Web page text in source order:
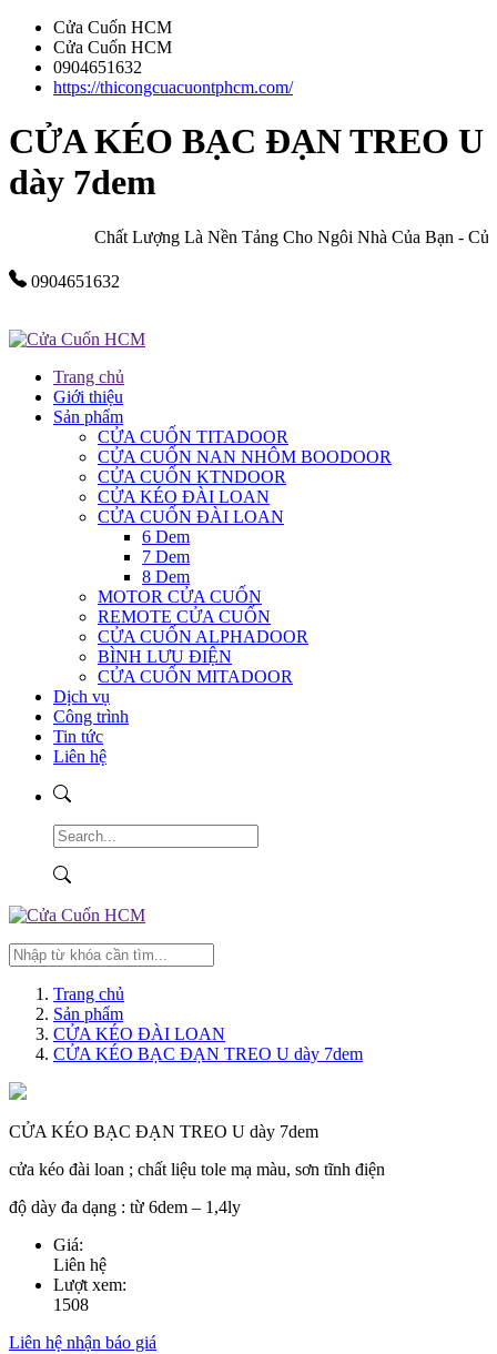
Cửa Cuốn HCM
Cửa Cuốn HCM
0904651632
https://thicongcuacuontphcm.com/
CỬA KÉO BẠC ĐẠN TREO U
dày 7dem
Chất Lượng Là Nền Tảng Cho Ngôi Nhà Của Bạn - Cửa
0904651632
Trang chủ
Giới thiệu
Sản phẩm
CỬA CUỐN TITADOOR
CỬA CUỐN NAN NHÔM BOODOOR
CỬA CUỐN KTNDOOR
CỬA KÉO ĐÀI LOAN
CỬA CUỐN ĐÀI LOAN
6 Dem
7 Dem
8 Dem
MOTOR CỬA CUỐN
REMOTE CỬA CUỐN
CỬA CUỐN ALPHADOOR
BÌNH LƯU ĐIỆN
CỬA CUỐN MITADOOR
Dịch vụ
Công trình
Tin tức
Liên hệ
Trang chủ
Sản phẩm
CỬA KÉO ĐÀI LOAN
CỬA KÉO BẠC ĐẠN TREO U dày 7dem
CỬA KÉO BẠC ĐẠN TREO U dày 7dem
cửa kéo đài loan ; chất liệu tole mạ màu, sơn tĩnh điện
độ dày đa dạng : từ 6dem – 1,4ly
Giá:
Liên hệ
Lượt xem:
1508
Liên hệ nhận báo giá